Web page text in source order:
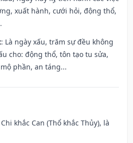
xuất hành, cưới hỏi, động thổ,
: Là ngày xấu, trăm sự đều không
cho: động thổ, tôn tạo tu sửa,
phần, an táng...
khắc Can (Thổ khắc Thủy), là